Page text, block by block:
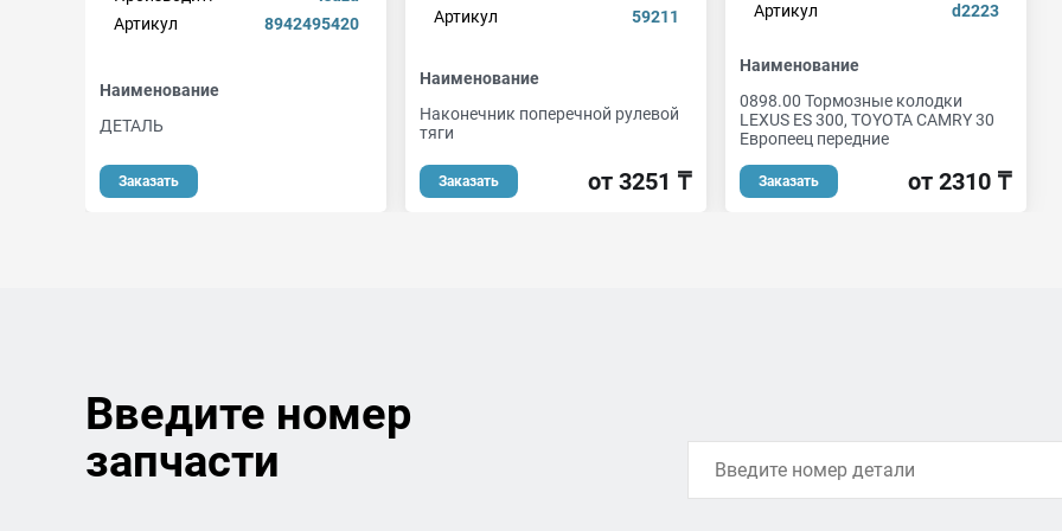
Артикул
8942495420
Наименование
ДЕТАЛЬ
Заказать
Артикул
59211
Наименование
Наконечник поперечной рулевой
тяги
Заказать от 3251 ₸
Артикул
d2223
Наименование
0898.00 Тормозные колодки
LEXUS ES 300, TOYOTA CAMRY 30
Европеец передние
Заказать от 2310 ₸
Введите номер
запчасти